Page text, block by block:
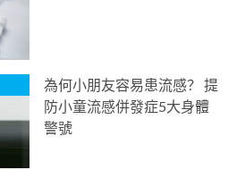
為何小朋友容易患流感？ 提
防小童流感併發症5大身體
警號